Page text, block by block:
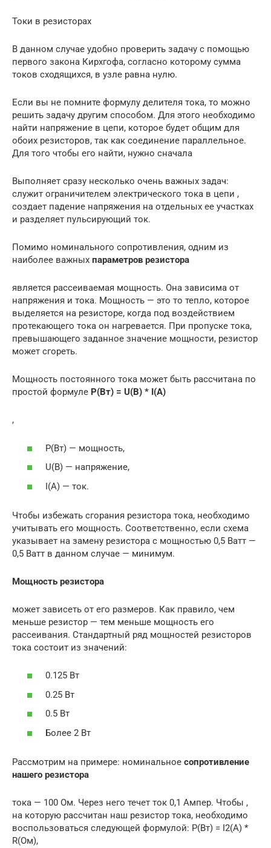
Токи в резисторах
В данном случае удобно проверить задачу с помощью
первого закона Кирхгофа, согласно которому сумма
токов сходящихся, в узле равна нулю.
Если вы не помните формулу делителя тока, то можно
решить задачу другим способом. Для этого необходимо
найти напряжение в цепи, которое будет общим для
обоих резисторов, так как соединение параллельное.
Для того чтобы его найти, нужно сначала
Выполняет сразу несколько очень важных задач:
служит ограничителем электрического тока в цепи ,
создает падение напряжения на отдельных ее участках
и разделяет пульсирующий ток.
Помимо номинального сопротивления, одним из
наиболее важных параметров резистора
является рассеиваемая мощность. Она зависима от
напряжения и тока. Мощность — это то тепло, которое
выделяется на резисторе, когда под воздействием
протекающего тока он нагревается. При пропуске тока,
превышающего заданное значение мощности, резистор
может сгореть.
Мощность постоянного тока может быть рассчитана по
простой формуле P(Вт) = U(В) * I(А)
,
P(Вт) — мощность,
U(В) — напряжение,
I(А) — ток.
Чтобы избежать сгорания резистора тока, необходимо
учитывать его мощность. Соответственно, если схема
указывает на замену резистора с мощностью 0,5 Ватт —
0,5 Ватт в данном случае — минимум.
Мощность резистора
может зависеть от его размеров. Как правило, чем
меньше резистор — тем меньше мощность его
рассеивания. Стандартный ряд мощностей резисторов
тока состоит из значений:
0.125 Вт
0.25 Вт
0.5 Вт
Более 2 Вт
Рассмотрим на примере: номинальное сопротивление
нашего резистора
тока — 100 Ом. Через него течет ток 0,1 Ампер. Чтобы ,
на которую рассчитан наш резистор тока, необходимо
воспользоваться следующей формулой: P(Вт) = I2(А) *
R(Ом),